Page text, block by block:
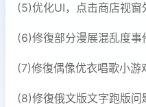
(5)优化UI，点击商店视窗
(6)修復部分漫展混乱度事
(7)修復偶像优衣唱歌小游
(8)修復俄文版文字跑版问